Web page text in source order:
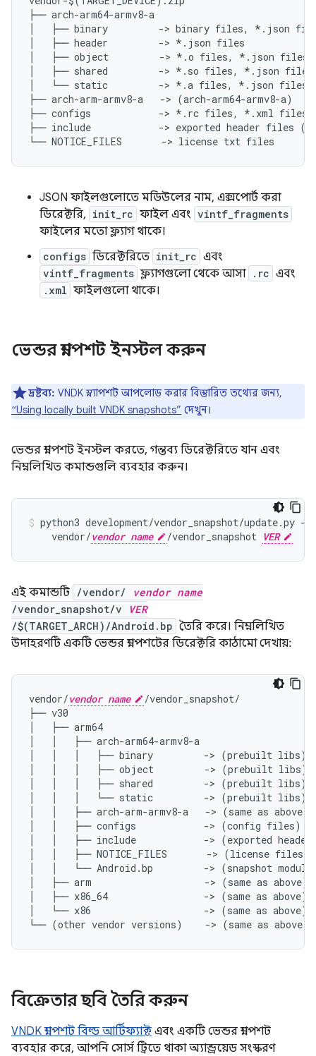
├── arch-arm64-armv8-a
│   ├── binary         -> binary files, *.json
│   ├── header         -> *.json files
│   ├── object         -> *.o files, *.json files
│   ├── shared         -> *.so files, *.json files
│   └── static         -> *.a files, *.json files
├── arch-arm-armv8-a   -> (arch-arm64-armv8-a)
├── configs            -> *.rc files, *.xml files
├── include            -> exported header files
JSON ফাইলগুলোতে মডিউলের নাম, এক্সপোর্ট করা
ডিরেক্টরি, init_rc ফাইল এবং vintf_fragments
ফাইলের মতো ফ্ল্যাগ থাকে।
configs ডিরেক্টরিতে init_rc এবং
vintf_fragments ফ্ল্যাগগুলো থেকে আসা .rc এবং
.xml ফাইলগুলো থাকে।
ভেন্ডর স্ন্যাপশট ইনস্টল করুন
দ্রষ্টব্য: VNDK স্ন্যাপশট আপলোড করার বিস্তারিত তথ্যের জন্য,
“Using locally built VNDK snapshots” দেখুন।
ভেন্ডর স্ন্যাপশট ইনস্টল করতে, গন্তব্য ডিরেক্টরিতে যান এবং
নিম্নলিখিত কমান্ডগুলি ব্যবহার করুন।
python3 development/vendor_snapshot/update.py --
vendor/vendor name /vendor_snapshot VER
এই কমান্ডটি /vendor/
vendor name
/vendor_snapshot/v
VER
/$(TARGET_ARCH)/Android.bp তৈরি করে। নিম্নলিখিত
উদাহরণটি একটি ভেন্ডর স্ন্যাপশটের ডিরেক্টরি কাঠামো দেখায়:
vendor/vendor name
/vendor_snapshot/
├── v30
│   ├── arm64
│   │   ├── arch-arm64-armv8-a
│   │   │   ├── binary         -> (prebuilt libs)
│   │   │   ├── object         -> (prebuilt libs)
│   │   │   ├── shared         -> (prebuilt libs)
│   │   │   └── static         -> (prebuilt libs)
│   │   ├── arch-arm-armv8-a   -> (same as above)
│   │   ├── configs            -> (config files)
│   │   ├── include            -> (exported
│   │   ├── NOTICE_FILES       -> (license files)
│   │   └── Android.bp         -> (snapshot
│   ├── arm                    -> (same as above)
│   ├── x86_64                 -> (same as above)
│   └── x86                    -> (same as above)
বিক্রেতার ছবি তৈরি করুন
VNDK স্ন্যাপশট বিল্ড আর্টিফ্যাক্ট এবং একটি ভেন্ডর স্ন্যাপশট
ব্যবহার করে, আপনি সোর্স ট্রিতে থাকা অ্যান্ড্রয়েড সংস্করণ